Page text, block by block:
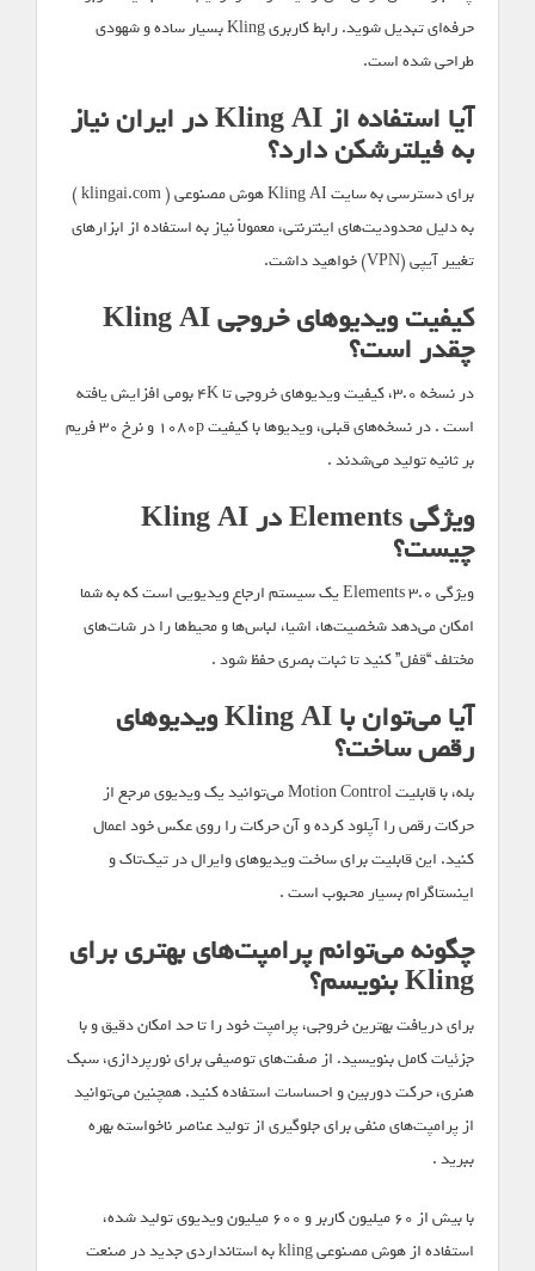
حرفه‌ای تبدیل شوید. رابط کاربری Kling بسیار ساده و شهودی
طراحی شده است.
آیا استفاده از Kling AI در ایران نیاز
به فیلترشکن دارد؟
برای دسترسی به سایت Kling AI هوش مصنوعی ( klingai.com )
به دلیل محدودیت‌های اینترنتی، معمولاً نیاز به استفاده از ابزارهای
تغییر آیپی (VPN) خواهید داشت.
کیفیت ویدیوهای خروجی Kling AI
چقدر است؟
در نسخه ۳.۰، کیفیت ویدیوهای خروجی تا ۴K بومی افزایش یافته
است . در نسخه‌های قبلی، ویدیوها با کیفیت ۱۰۸۰p و نرخ ۳۰ فریم
بر ثانیه تولید می‌شدند .
ویژگی Elements در Kling AI
چیست؟
ویژگی Elements 3.0 یک سیستم ارجاع ویدیویی است که به شما
امکان می‌دهد شخصیت‌ها، اشیا، لباس‌ها و محیط‌ها را در شات‌های
مختلف “قفل” کنید تا ثبات بصری حفظ شود .
آیا می‌توان با Kling AI ویدیوهای
رقص ساخت؟
بله، با قابلیت Motion Control می‌توانید یک ویدیوی مرجع از
حرکات رقص را آپلود کرده و آن حرکات را روی عکس خود اعمال
کنید. این قابلیت برای ساخت ویدیوهای وایرال در تیک‌تاک و
اینستاگرام بسیار محبوب است .
چگونه می‌توانم پرامپت‌های بهتری برای
Kling بنویسم؟
برای دریافت بهترین خروجی، پرامپت خود را تا حد امکان دقیق و با
جزئیات کامل بنویسید. از صفت‌های توصیفی برای نورپردازی، سبک
هنری، حرکت دوربین و احساسات استفاده کنید. همچنین می‌توانید
از پرامپت‌های منفی برای جلوگیری از تولید عناصر ناخواسته بهره
ببرید .
با بیش از ۶۰ میلیون کاربر و ۶۰۰ میلیون ویدیوی تولید شده،
استفاده از هوش مصنوعی kling به استانداردی جدید در صنعت